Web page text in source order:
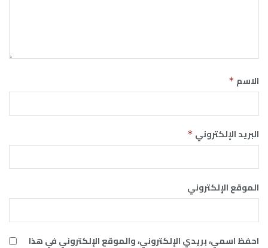
الاسم *
البريد الإلكتروني *
الموقع الإلكتروني
احفظ اسمي، بريدي الإلكتروني، والموقع الإلكتروني في هذا